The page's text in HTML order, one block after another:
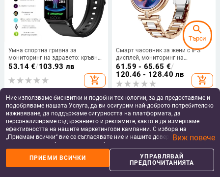
Умна спортна гривна за
мониторинг на здравето: кръвна
захар, кислород в кръвта,
динамично кръвно налягане,
пикочна киселина и телесна
температура
53.14€/103.93 лв
add_shopping_cart
Смарт часовник за жени с IPS
дисплей, мониторинг на
сърдечната честота, измерване
на кислород в кръвта, следене на
съня, водоустойчив
61.59 - 65.65 €/
120.46 - 128.40 лв
add_shopping_cart
Ние използваме бисквитки и подобни технологии, за да предоставяме и
подобряваме нашата Услуга, да ви осигурим най-доброто потребителско
изживяване, да поддържаме сигурността на платформата, да
персонализираме съдържанието и рекламите, както и да измерваме
ефективността на нашите маркетингови кампании. С избора на
„Приемам всички“ вие се съгласявате ние и нашите доверени партньори
да съхраняваме бисквитки и подобни технологии на вашето устройство
за рекламни и аналитични цели. Можете по всяко време да управлявате
своите предпочитания, като натиснете „Управлявай предпочитанията“.
За повече информация, моля, вижте нашата
Виж повече
ПРИЕМИ ВСИЧКИ
УПРАВЛЯВАЙ
ПРЕДПОЧИТАНИЯТА
search
Търси